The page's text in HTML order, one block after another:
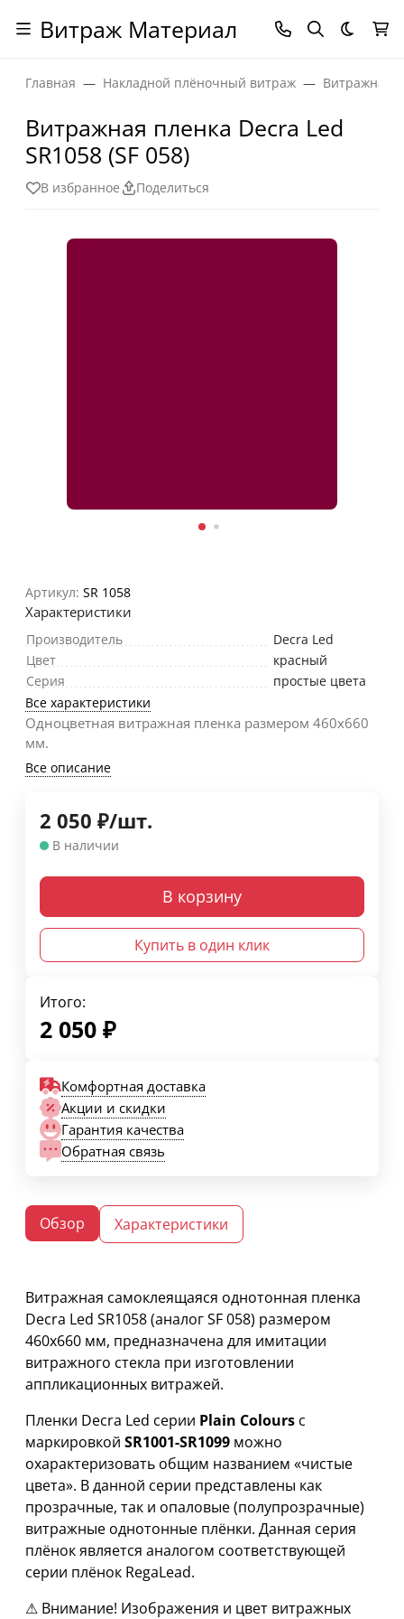
Витраж Материал Темная
Главная Накладной плёночный витраж Витражная
Витражная пленка Decra Led
SR1058 (SF 058)
В избранное Поделиться
Артикул: SR 1058
Характеристики
Производитель
Decra Led
Цвет
красный
Серия
простые цвета
Все характеристики
Одноцветная витражная пленка размером 460х660
мм.
Все описание
2 050 ₽/шт.
В наличии
В корзину
Купить в один клик
Итого:
2 050 ₽
Комфортная доставка
Акции и скидки
Гарантия качества
Обратная связь
Обзор Характеристики
Витражная самоклеящаяся однотонная пленка
Decra Led SR1058 (аналог SF 058) размером
460х660 мм, предназначена для имитации
витражного стекла при изготовлении
аппликационных витражей.
Пленки Decra Led серии Plain Colours с
маркировкой SR1001-SR1099 можно
охарактеризовать общим названием «чистые
цвета». В данной серии представлены как
прозрачные, так и опаловые (полупрозрачные)
витражные однотонные плёнки. Данная серия
плёнок является аналогом соответствующей
серии плёнок RegaLead.
⚠ Внимание! Изображения и цвет витражных